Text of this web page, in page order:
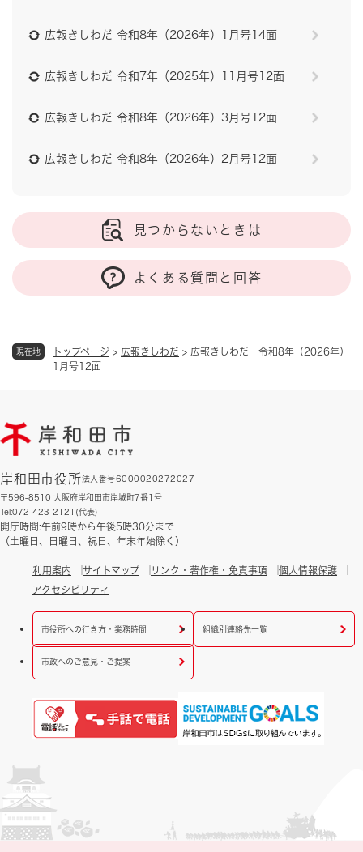
現在地 トップページ > 広報きしわだ > 広報きしわだ 令和8年（2026年）
1月号12面
広報きしわだ 令和8年（2026年）1月号14面
広報きしわだ 令和7年（2025年）11月号12面
広報きしわだ 令和8年（2026年）3月号12面
広報きしわだ 令和8年（2026年）2月号12面
見つからないときは
よくある質問と回答
岸和田市役所法人番号6000020272027
〒596-8510 大阪府岸和田市岸城町7番1号
Tel:072-423-2121(代表)
開庁時間:午前9時から午後5時30分まで
（土曜日、日曜日、祝日、年末年始除く）
利用案内 サイトマップ リンク・著作権・免責事項
個人情報保護
アクセシビリティ
市役所への行き方・業務時間 組織別連絡先一覧
市政へのご意見・ご提案